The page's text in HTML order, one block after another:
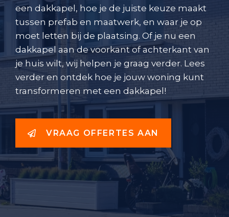
een dakkapel, hoe je de juiste keuze maakt
tussen prefab en maatwerk, en waar je op
moet letten bij de plaatsing. Of je nu een
dakkapel aan de voorkant of achterkant van
je huis wilt, wij helpen je graag verder. Lees
verder en ontdek hoe je jouw woning kunt
transformeren met een dakkapel!
VRAAG OFFERTES AAN